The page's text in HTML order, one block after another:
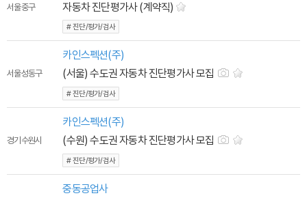
서울 중구
자동차 진단평가사 (계약직)
# 진단/평가/검사
서울 성동구
카인스펙션(주)
(서울) 수도권 자동차 진단평가사 모집
# 진단/평가/검사
경기 수원시
카인스펙션(주)
(수원) 수도권 자동차 진단평가사 모집
# 진단/평가/검사
중동공업사